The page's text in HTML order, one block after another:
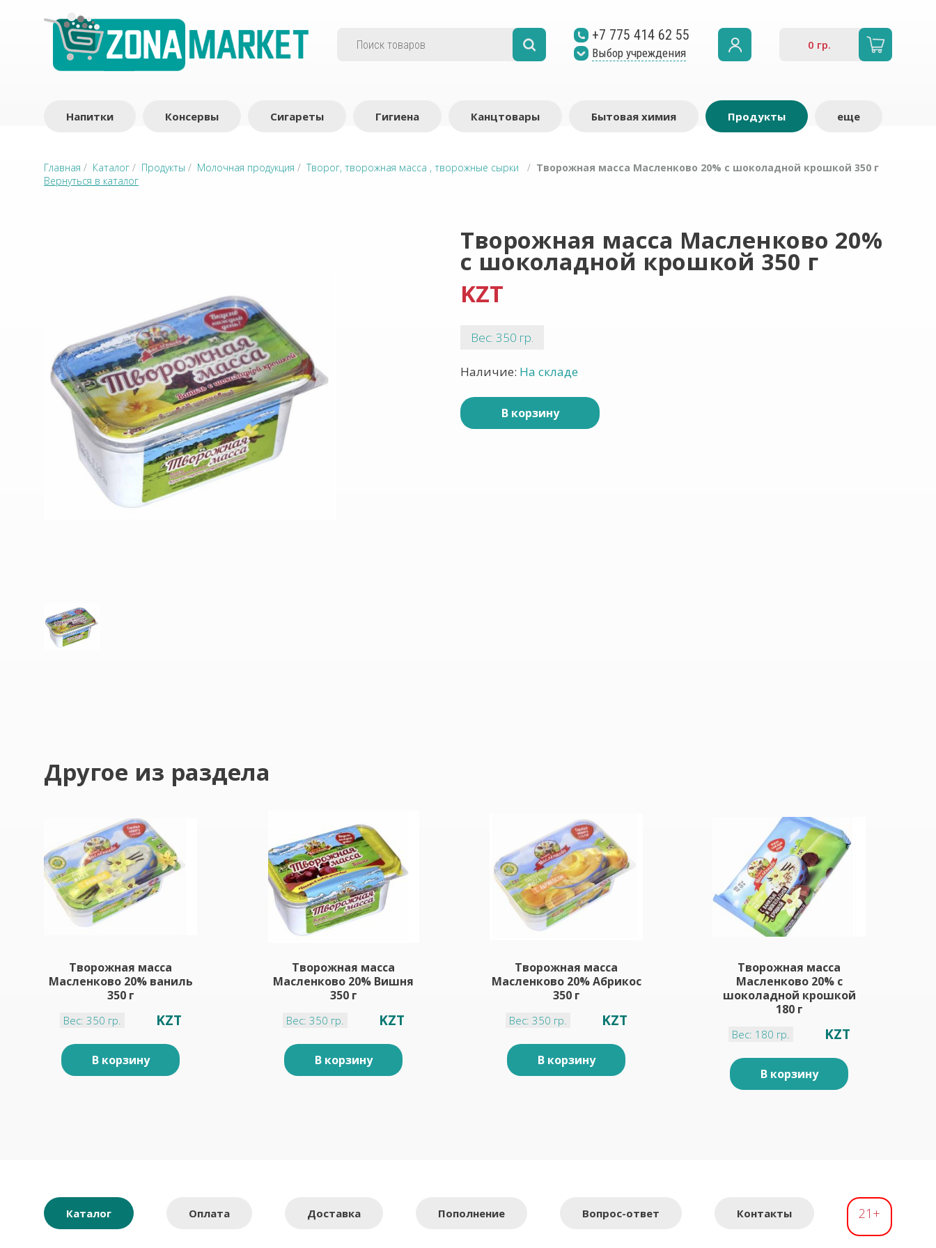
+7 775 414 62 55
Выбор учреждения
0 гр.
Напитки Консервы Сигареты Гигиена Канцтовары Бытовая химия Продукты еще
Главная / Каталог / Продукты / Молочная продукция / Творог, творожная масса , творожные сырки / Творожная масса Масленково 20% с шоколадной крошкой 350 г
Вернуться в каталог
Творожная масса Масленково 20%
с шоколадной крошкой 350 г
KZT
Вес: 350 гр.
Наличие: На складе
В корзину
Другое из раздела
Творожная масса
Масленково 20% ваниль
350 г
Вес: 350 гр. KZT
В корзину
Творожная масса
Масленково 20% Вишня
350 г
Вес: 350 гр. KZT
В корзину
Творожная масса
Масленково 20% Абрикос
350 г
Вес: 350 гр. KZT
В корзину
Творожная масса
Масленково 20% с
шоколадной крошкой
180 г
Вес: 180 гр. KZT
В корзину
Каталог Оплата Доставка Пополнение Вопрос-ответ Контакты 21+